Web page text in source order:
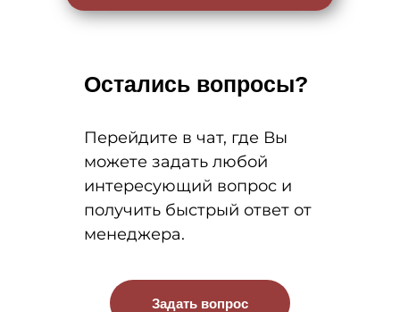
Перейдите в чат, где Вы
можете задать любой
интересующий вопрос и
получить быстрый ответ от
менеджера.
Остались вопросы?
Задать вопрос